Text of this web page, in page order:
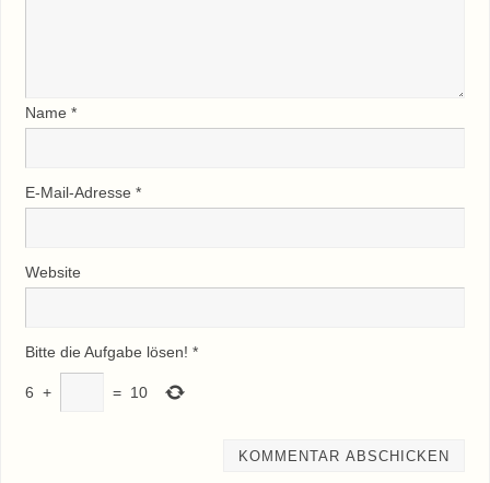
Name *
E-Mail-Adresse *
Website
Bitte die Aufgabe lösen! *
6 + = 10